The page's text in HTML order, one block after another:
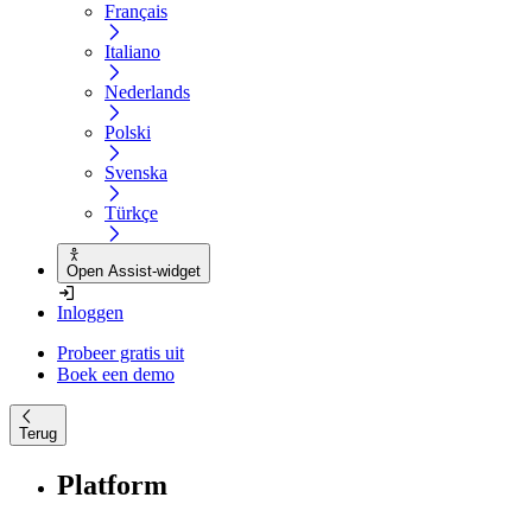
Français
Italiano
Nederlands
Polski
Svenska
Türkçe
Open Assist-widget
Inloggen
Probeer gratis uit
Boek een demo
Terug
Platform